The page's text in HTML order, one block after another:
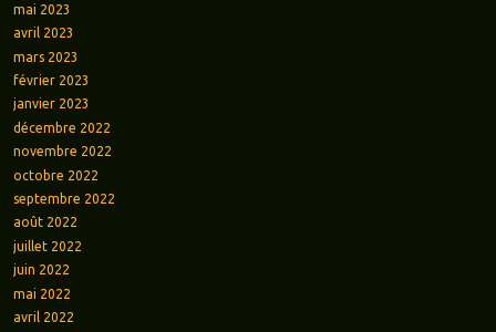
mai 2023
avril 2023
mars 2023
février 2023
janvier 2023
décembre 2022
novembre 2022
octobre 2022
septembre 2022
août 2022
juillet 2022
juin 2022
mai 2022
avril 2022